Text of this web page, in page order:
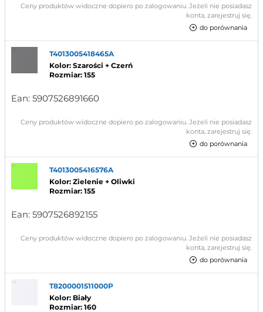
Ceny produktów widoczne dopiero po zalogowaniu. Jeżeli nie posiadasz
konta, zarejestruj się.
do porównania
T4013005418465A
Kolor: Szarości + Czerń
Rozmiar: 155
Ean: 5907526891660
Ceny produktów widoczne dopiero po zalogowaniu. Jeżeli nie posiadasz
konta, zarejestruj się.
do porównania
T4013005416576A
Kolor: Zielenie + Oliwki
Rozmiar: 155
Ean: 5907526892155
Ceny produktów widoczne dopiero po zalogowaniu. Jeżeli nie posiadasz
konta, zarejestruj się.
do porównania
T8200001511000P
Kolor: Biały
Rozmiar: 160